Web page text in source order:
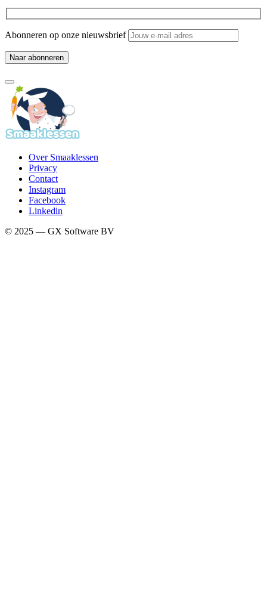
Abonneren op onze nieuwsbrief
Over Smaaklessen
Privacy
Contact
Instagram
Facebook
Linkedin
© 2025 — GX Software BV